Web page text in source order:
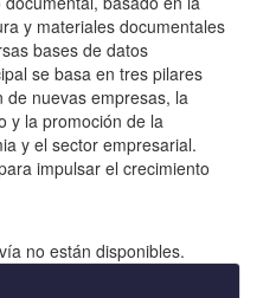
y materiales documentales
bases de datos
se basa en tres pilares
nuevas empresas, la
y la promoción de la
y el sector empresarial.
impulsar el crecimiento
no están disponibles.